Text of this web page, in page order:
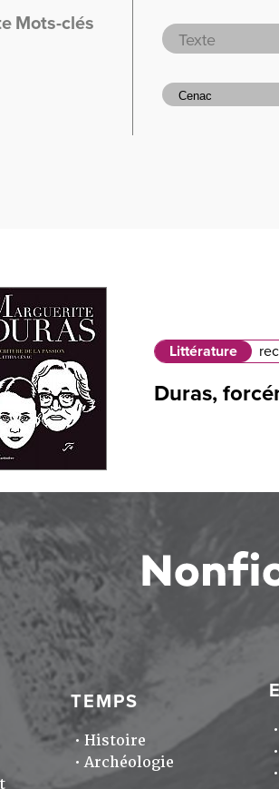
Mots-clés
Littérature
Duras,
TEMPS
Histoire
Archéologie